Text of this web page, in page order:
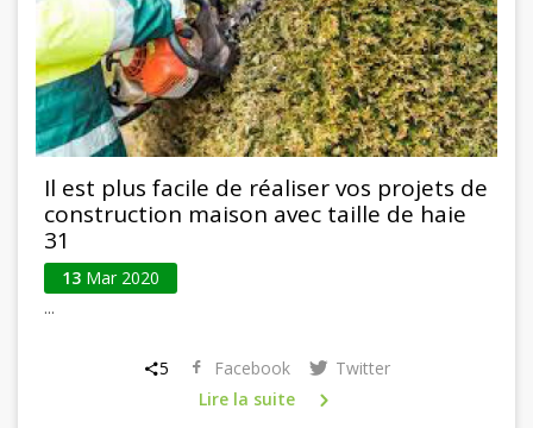
Il est plus facile de réaliser vos projets de
construction maison avec taille de haie
31
13 Mar 2020
...
5 Facebook
Twitter
Lire la suite